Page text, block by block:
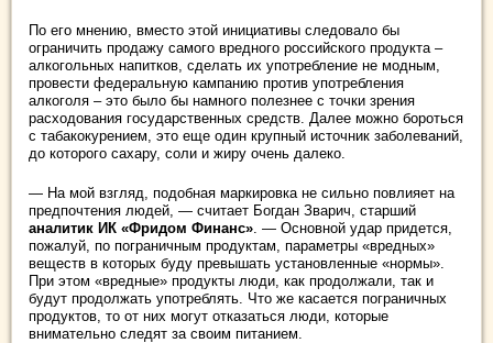
По его мнению, вместо этой инициативы следовало бы
ограничить продажу самого вредного российского продукта –
алкогольных напитков, сделать их употребление не модным,
провести федеральную кампанию против употребления
алкоголя – это было бы намного полезнее с точки зрения
расходования государственных средств. Далее можно бороться
с табакокурением, это еще один крупный источник заболеваний,
до которого сахару, соли и жиру очень далеко.
— На мой взгляд, подобная маркировка не сильно повлияет на
предпочтения людей, — считает Богдан Зварич, старший
аналитик ИК «Фридом Финанс» . — Основной удар придется,
пожалуй, по пограничным продуктам, параметры «вредных»
веществ в которых буду превышать установленные «нормы».
При этом «вредные» продукты люди, как продолжали, так и
будут продолжать употреблять. Что же касается пограничных
продуктов, то от них могут отказаться люди, которые
внимательно следят за своим питанием.